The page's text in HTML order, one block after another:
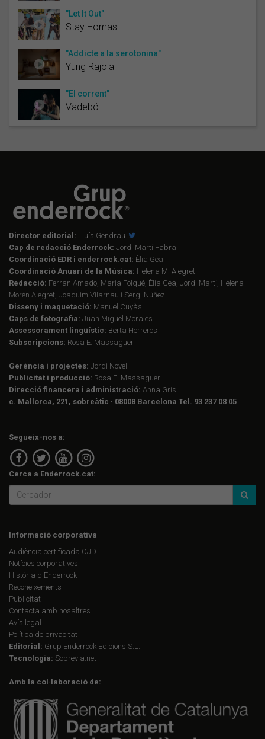
"Let It Out"
Stay Homas
"Addicte a la serotonina"
Yung Rajola
"El corrent"
Vadebó
Director editorial: Lluís Gendrau
Cap de redacció Enderrock: Jordi Martí Fabra
Coordinació EDR i enderrock.cat: Èlia Gea
Coordinació Anuari de la Música: Helena M. Alegret
Redacció: Ferran Amado, Maria Folqué, Èlia Gea, Jordi Martí, Helena
Morén Alegret, Joaquim Vilarnau i Sergi Núñez
Disseny i maquetació: Manuel Cuyàs
Caps de fotografia: Juan Miguel Morales
Assessorament lingüístic: Berta Herreros
Subscripcions: Rosa E. Massaguer
Gerència i projectes: Jordi Novell
Publicitat i producció: Rosa E. Massaguer
Direcció financera i administració: Anna Gris
c. Mallorca, 221, sobreàtic · 08008 Barcelona Tel. 93 237 08 05
Segueix-nos a:
Cerca a Enderrock.cat:
Informació corporativa
Audiència certificada OJD
Notícies corporatives
Història d'Enderrock
Reconeixements
Publicitat
Contacta amb nosaltres
Avís legal
Política de privacitat
Editorial: Grup Enderrock Edicions S.L.
Tecnologia: Sobrevia.net
Amb la col·laboració de: